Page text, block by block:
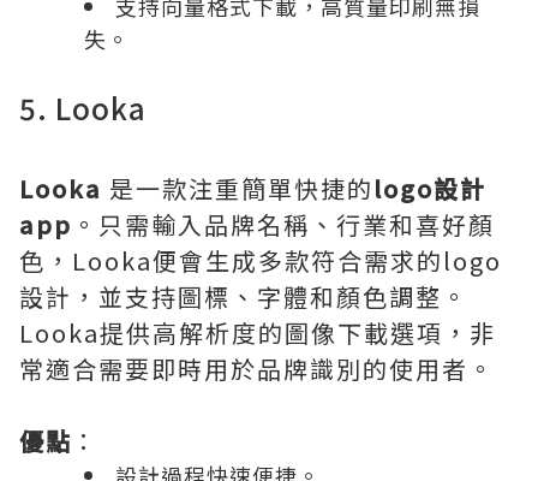
失。
5. Looka
Looka 是一款注重簡單快捷的logo設計
app 。只需輸入品牌名稱、行業和喜好顏
色，Looka便會生成多款符合需求的logo
設計，並支持圖標、字體和顏色調整。
Looka提供高解析度的圖像下載選項，非
常適合需要即時用於品牌識別的使用者。
優點 ：